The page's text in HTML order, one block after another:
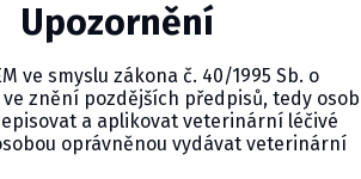
Upozornění
ve smyslu zákona č. 40/1995 Sb. o
znění pozdějších předpisů, tedy
a aplikovat veterinární léčivé
oprávněnou vydávat veterinární